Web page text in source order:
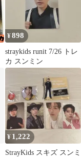
¥898
straykids runit 7/26 トレ
カ スンミン
¥ 1,222
StrayKids スキズ スンミ